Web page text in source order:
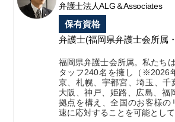
弁護士法人ALG＆Associates
保有資格
弁護士(福岡県弁護士会所属
福岡県弁護士会所属。私たち
タッフ240名を擁し（※2026
京、札幌、宇都宮、埼玉、千
大阪、神戸、姫路、広島、福
拠点を構え、全国のお客様の
速に応対することを可能として